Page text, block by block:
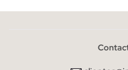
He leído y entiendo la